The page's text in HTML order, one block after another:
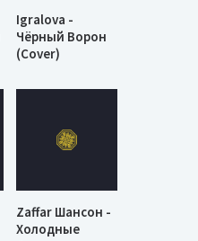
Igralova -
Чёрный Ворон
(Cover)
Zaffar Шансон -
Холодные